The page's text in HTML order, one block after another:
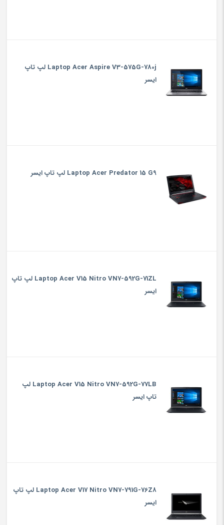
Laptop Acer Aspire V3-575G-780j لپ تاپ
ایسر
Laptop Acer Predator 15 G9 لپ تاپ ایسر
Laptop Acer V15 Nitro VN7-592G-71ZL لپ تاپ
ایسر
Laptop Acer V15 Nitro VN7-592G-77LB لپ
تاپ ایسر
Laptop Acer V17 Nitro VN7-791G-76Z8 لپ تاپ
ایسر